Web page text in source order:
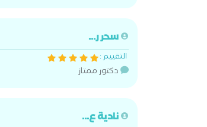
سحر ر...
التقييم :
دكتور ممتاز
نادية ع...